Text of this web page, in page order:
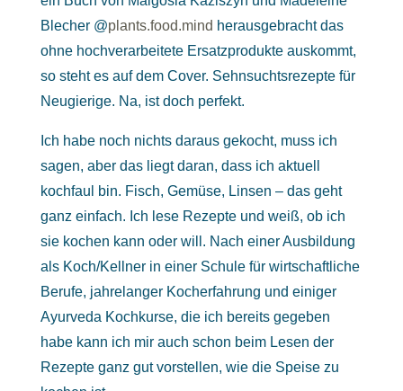
Blecher @plants.food.mind herausgebracht das
ohne hochverarbeitete Ersatzprodukte auskommt,
so steht es auf dem Cover. Sehnsuchtsrezepte für
Neugierige. Na, ist doch perfekt.
Ich habe noch nichts daraus gekocht, muss ich
sagen, aber das liegt daran, dass ich aktuell
kochfaul bin. Fisch, Gemüse, Linsen – das geht
ganz einfach. Ich lese Rezepte und weiß, ob ich
sie kochen kann oder will. Nach einer Ausbildung
als Koch/Kellner in einer Schule für wirtschaftliche
Berufe, jahrelanger Kocherfahrung und einiger
Ayurveda Kochkurse, die ich bereits gegeben
habe kann ich mir auch schon beim Lesen der
Rezepte ganz gut vorstellen, wie die Speise zu